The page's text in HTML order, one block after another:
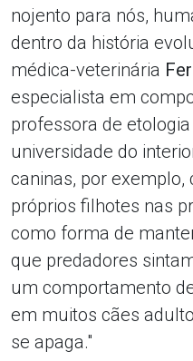
nojento para nós,
dentro da história
médica-veterinária
especialista em
professora de
universidade do
caninas, por
próprios filhotes nas
como forma de
que predadores
um comportamento
em muitos cães
se apaga."